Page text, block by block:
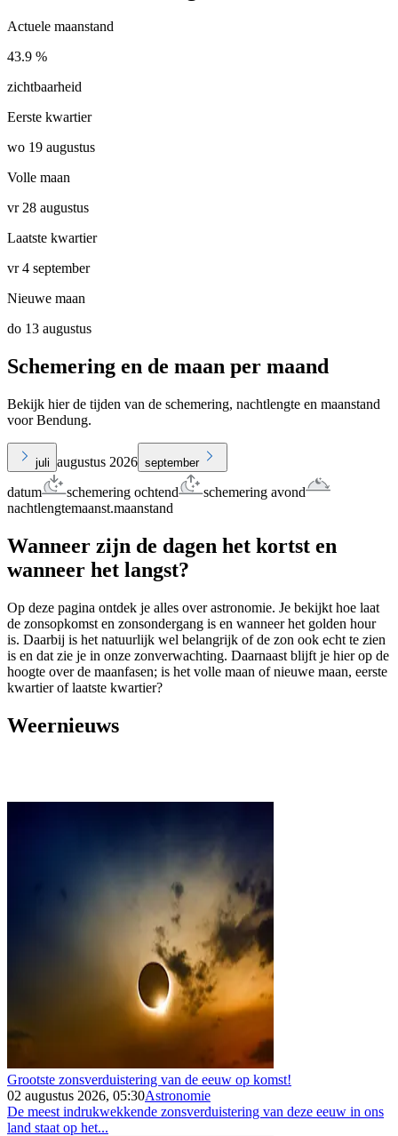
Actuele maanstand
43.9 %
zichtbaarheid
Eerste kwartier
wo 19 augustus
Volle maan
vr 28 augustus
Laatste kwartier
vr 4 september
Nieuwe maan
do 13 augustus
Schemering en de maan per maand
Bekijk hier de tijden van de schemering, nachtlengte en maanstand
voor Bendung.
juli augustus 2026 september
datum schemering ochtend
schemering avond
nachtlengtemaanst.maanstand
Wanneer zijn de dagen het kortst en
wanneer het langst?
Op deze pagina ontdek je alles over astronomie. Je bekijkt hoe laat
de zonsopkomst en zonsondergang is en wanneer het golden hour
is. Daarbij is het natuurlijk wel belangrijk of de zon ook echt te zien
is en dat zie je in onze zonverwachting. Daarnaast blijft je hier op de
hoogte over de maanfasen; is het volle maan of nieuwe maan, eerste
kwartier of laatste kwartier?
Weernieuws
Grootste zonsverduistering van de eeuw op komst!
02 augustus 2026, 05:30Astronomie
De meest indrukwekkende zonsverduistering van deze eeuw in ons
land staat op het...